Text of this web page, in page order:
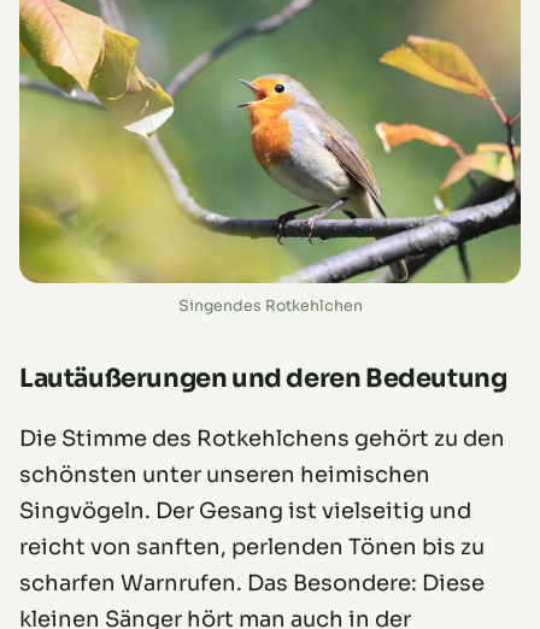
Singendes Rotkehlchen
Lautäußerungen und deren Bedeutung
Die Stimme des Rotkehlchens gehört zu den
schönsten unter unseren heimischen
Singvögeln. Der Gesang ist vielseitig und
reicht von sanften, perlenden Tönen bis zu
scharfen Warnrufen. Das Besondere: Diese
kleinen Sänger hört man auch in der